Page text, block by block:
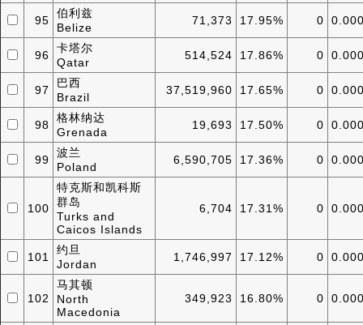
95
伯利兹
Belize
71,373 17.95% 0
96
卡塔尔
Qatar
514,524 17.86% 0
97
巴西
Brazil
37,519,960 17.65% 0
98
格林纳达
Grenada
19,693 17.50% 0
99
波兰
Poland
6,590,705 17.36% 0
100
特克斯和凯科斯
群岛
Turks and
Caicos Islands
6,704 17.31% 0
101
约旦
Jordan
1,746,997 17.12% 0
102
马其顿
North
Macedonia
349,923 16.80% 0